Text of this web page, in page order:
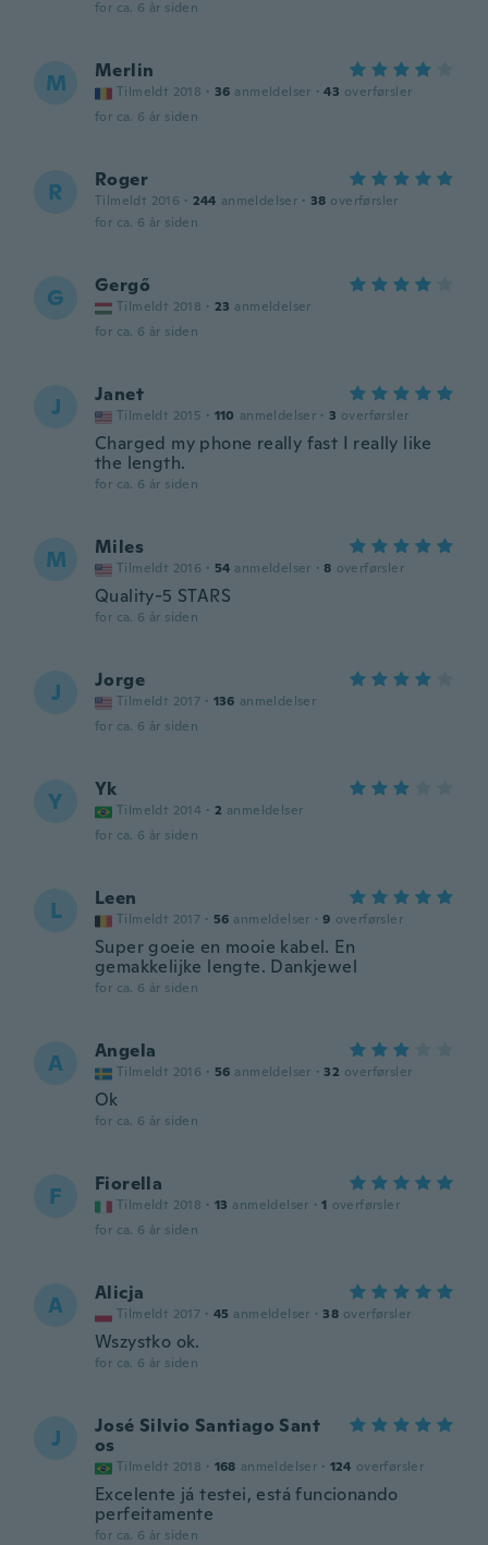
for ca. 6 år siden
M Merlin
Tilmeldt 2018 · 36 anmeldelser · 43 overførsler
for ca. 6 år siden
R Roger
Tilmeldt 2016 · 244 anmeldelser · 38 overførsler
for ca. 6 år siden
G Gergő
Tilmeldt 2018 · 23 anmeldelser
for ca. 6 år siden
J Janet
Tilmeldt 2015 · 110 anmeldelser · 3 overførsler
Charged my phone really fast I really like
the length.
for ca. 6 år siden
M Miles
Tilmeldt 2016 · 54 anmeldelser · 8 overførsler
Quality-5 STARS
for ca. 6 år siden
J Jorge
Tilmeldt 2017 · 136 anmeldelser
for ca. 6 år siden
Y Yk
Tilmeldt 2014 · 2 anmeldelser
for ca. 6 år siden
L Leen
Tilmeldt 2017 · 56 anmeldelser · 9 overførsler
Super goeie en mooie kabel. En
gemakkelijke lengte. Dankjewel
for ca. 6 år siden
A Angela
Tilmeldt 2016 · 56 anmeldelser · 32 overførsler
Ok
for ca. 6 år siden
F Fiorella
Tilmeldt 2018 · 13 anmeldelser · 1 overførsler
for ca. 6 år siden
A Alicja
Tilmeldt 2017 · 45 anmeldelser · 38 overførsler
Wszystko ok.
for ca. 6 år siden
J
José Silvio Santiago Sant
os
Tilmeldt 2018 · 168 anmeldelser · 124 overførsler
Excelente já testei, está funcionando
perfeitamente
for ca. 6 år siden